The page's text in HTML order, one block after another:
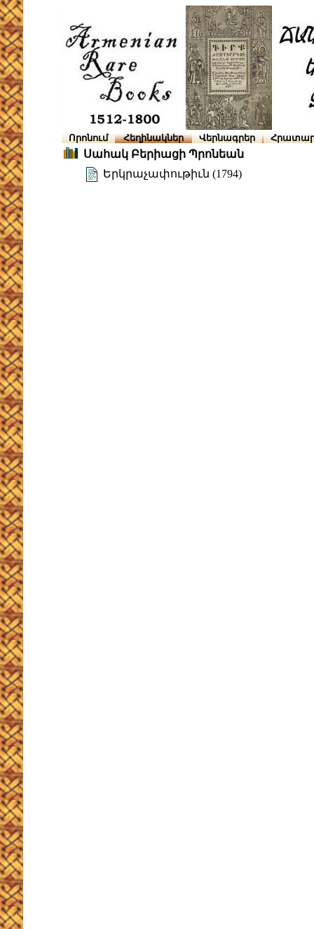
Որոնում Հեղինակներ Վերնագրեր
Սահակ Բերիացի Պրոնեան
Երկրաչափութիւն (1794)